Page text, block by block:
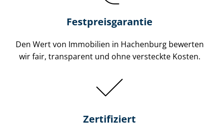
Festpreis​garantie
Den Wert von Immobilien in Hachenburg bewerten
wir fair, transparent und ohne versteckte Kosten.
Zertifiziert